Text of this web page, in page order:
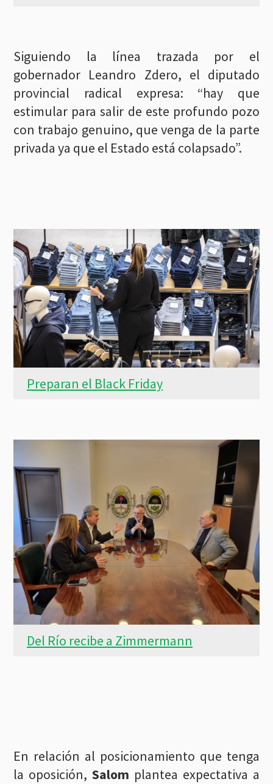
Siguiendo la línea trazada por el
gobernador Leandro Zdero, el diputado
provincial radical expresa: “hay que
estimular para salir de este profundo pozo
con trabajo genuino, que venga de la parte
privada ya que el Estado está colapsado”.
Preparan el Black Friday
Del Río recibe a Zimmermann
En relación al posicionamiento que tenga
la oposición, Salom plantea expectativa a